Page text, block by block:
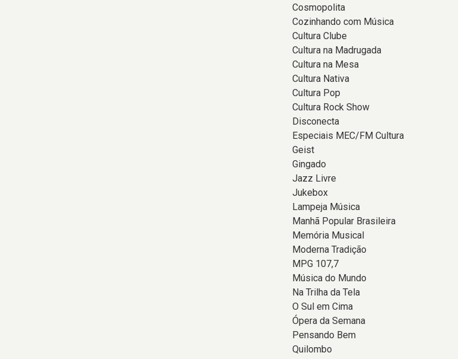
Cosmopolita
Cozinhando com Música
Cultura Clube
Cultura na Madrugada
Cultura na Mesa
Cultura Nativa
Cultura Pop
Cultura Rock Show
Disconecta
Especiais MEC/FM Cultura
Geist
Gingado
Jazz Livre
Jukebox
Lampeja Música
Manhã Popular Brasileira
Memória Musical
Moderna Tradição
MPG 107,7
Música do Mundo
Na Trilha da Tela
O Sul em Cima
Ópera da Semana
Pensando Bem
Quilombo